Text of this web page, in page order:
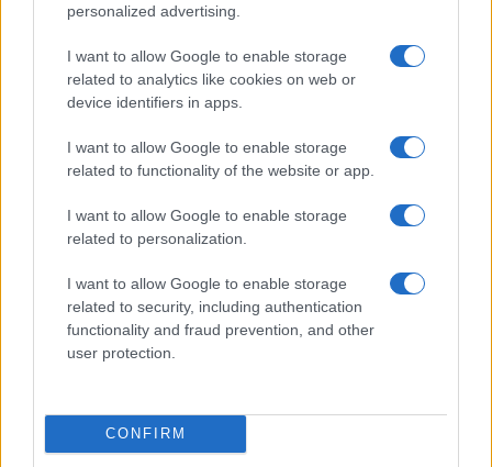
personalized advertising.
I want to allow Google to enable storage
related to analytics like cookies on web or
device identifiers in apps.
I want to allow Google to enable storage
related to functionality of the website or app.
I want to allow Google to enable storage
related to personalization.
I want to allow Google to enable storage
related to security, including authentication
functionality and fraud prevention, and other
user protection.
CONFIRM
Continua a leggere
MOTORI
La svolta green di Suzuki: 240.000 auto elettrificate
vendute in Italia